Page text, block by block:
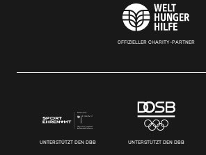
OFFIZIELLER CHARITY-PARTNER
UNTERSTÜTZT DEN DBB UNTERSTÜTZT DEN DBB